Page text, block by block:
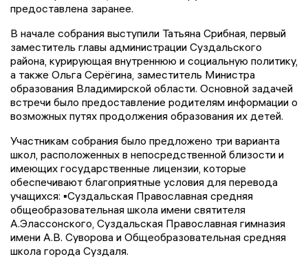
предоставлена заранее.
В начале собрания выступили Татьяна Срибная, первый
заместитель главы администрации Суздальского
района, курирующая внутреннюю и социальную политику,
а также Ольга Серёгина, заместитель Министра
образования Владимирской области. Основной задачей
встречи было предоставление родителям информации о
возможных путях продолжения образования их детей.
Участникам собрания было предложено три варианта
школ, расположенных в непосредственной близости и
имеющих государственные лицензии, которые
обеспечивают благоприятные условия для перевода
учащихся: ▪️Суздальская Православная средняя
общеобразовательная школа имени святителя
А.Элассонского, Суздальская Православная гимназия
имени А.В. Суворова и Общеобразовательная средняя
школа города Суздаля.